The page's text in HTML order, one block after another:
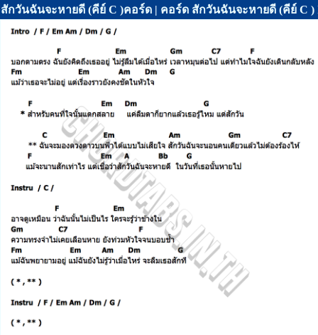
สักวันฉันจะหายดี (คีย์ C )คอร์ด | คอร์ด สักวันฉันจะหายดี (คีย์ C )